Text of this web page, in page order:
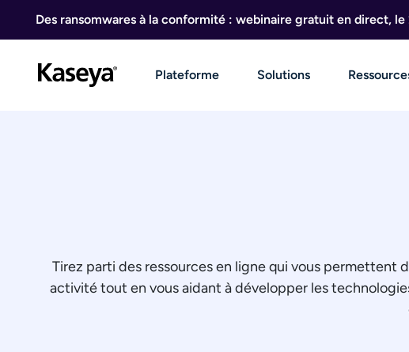
Des ransomwares à la conformité : webinaire gratuit en direct,
Plateforme Solutions
Tirez parti des ressources en ligne qui vous
activité tout en vous aidant à développer les